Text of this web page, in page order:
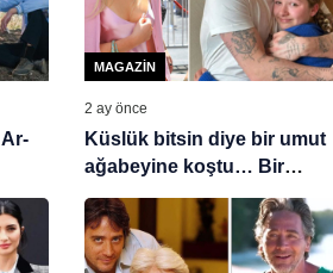
MAGAZIN
2 ay önce
Küslük bitsin diye bir umut
ağabeyine koştu… Bir
zamanlar bağrında
büyüttüğü kız kardeşini
kapıdan çevirdi